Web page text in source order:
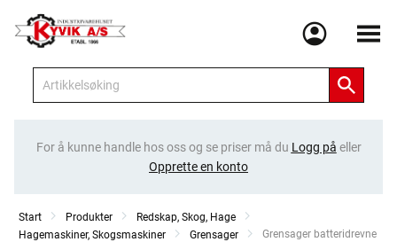
Meny
For å kunne handle hos oss og se priser må du Logg på eller
Opprette en konto
Start Produkter
Redskap, Skog, Hage
Hagemaskiner, Skogsmaskiner
Grensager Current:
Grensager batteridrevne